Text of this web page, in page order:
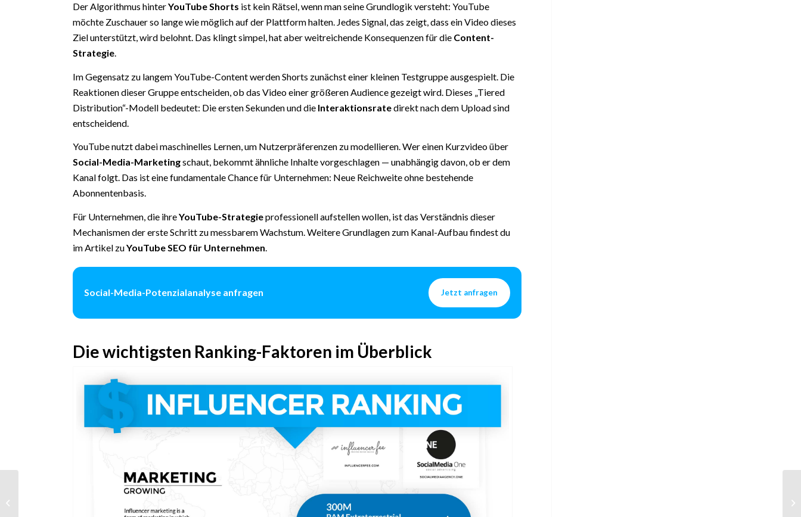
Der Algorithmus hinterYouTube Shorts ist kein Rätsel, wenn man seine Grundlogik versteht: YouTube
möchte Zuschauer so lange wie möglich auf der Plattform halten. Jedes Signal, das zeigt, dass ein Video dieses
Ziel unterstützt, wird belohnt. Das klingt simpel, hat aber weitreichende Konsequenzen für die Content-
Strategie.
Im Gegensatz zu langem YouTube-Content werden Shorts zunächst einer kleinen Testgruppe ausgespielt. Die
Reaktionen dieser Gruppe entscheiden, ob das Video einer größeren Audience gezeigt wird. Dieses „Tiered
Distribution“-Modell bedeutet: Die ersten Sekunden und die Interaktionsratedirekt nach dem Upload sind
entscheidend.
YouTube nutzt dabei maschinelles Lernen, um Nutzerpräferenzen zu modellieren. Wer einen Kurzvideo über
Social-Media-Marketingschaut, bekommt ähnliche Inhalte vorgeschlagen — unabhängig davon, ob er dem
Kanal folgt. Das ist eine fundamentale Chance für Unternehmen: Neue Reichweite ohne bestehende
Abonnentenbasis.
Für Unternehmen, die ihreYouTube-Strategieprofessionell aufstellen wollen, ist das Verständnis dieser
Mechanismen der erste Schritt zu messbarem Wachstum. Weitere Grundlagen zum Kanal-Aufbau findest du
im Artikel zuYouTube SEO für Unternehmen.
Social-Media-Potenzialanalyse anfragen Jetzt anfragen
Die wichtigsten Ranking-Faktoren im Überblick